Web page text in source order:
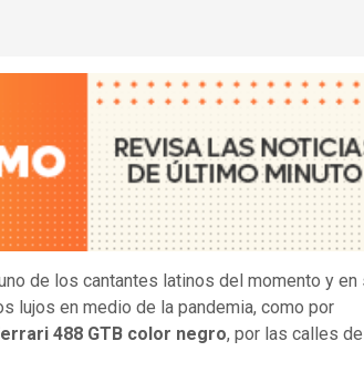
de los cantantes latinos del momento y en
lujos en medio de la pandemia, como por
488 GTB color negro, por las calles de